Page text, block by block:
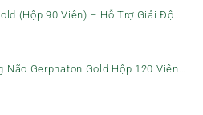
(Hộp 90 Viên) – Hỗ Trợ Giải Độc
Vệ Gan
Não Gerphaton Gold Hộp 120 Viên
Mắt, Chóng Mặt & Rối Loạn Tiền